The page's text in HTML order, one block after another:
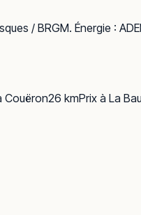
/ BRGM. Énergie :
Couëron26 kmPrix à La